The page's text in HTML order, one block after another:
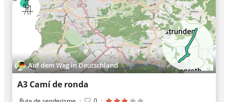
Auf dem Weg in Deutschland
A3 Camí de ronda